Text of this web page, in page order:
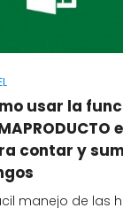
usar la
contar y
manejo de las